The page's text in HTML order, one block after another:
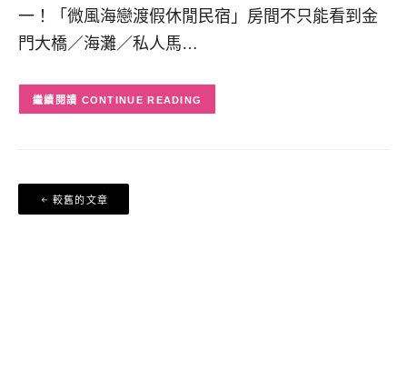
一！「微風海戀渡假休閒民宿」房間不只能看到金
門大橋／海灘／私人馬…
CONTINUE READING
文
章
較舊的文章